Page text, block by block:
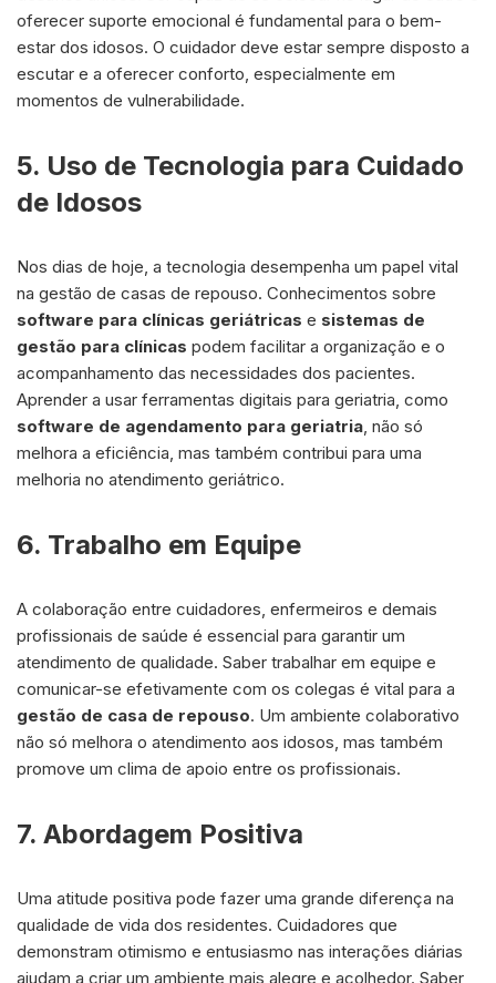
oferecer suporte emocional é fundamental para o bem-
estar dos idosos. O cuidador deve estar sempre disposto a
escutar e a oferecer conforto, especialmente em
momentos de vulnerabilidade.
5. Uso de Tecnologia para Cuidado
de Idosos
Nos dias de hoje, a tecnologia desempenha um papel vital
na gestão de casas de repouso. Conhecimentos sobre
software para clínicas geriátricas e sistemas de
gestão para clínicas podem facilitar a organização e o
acompanhamento das necessidades dos pacientes.
Aprender a usar ferramentas digitais para geriatria, como
software de agendamento para geriatria, não só
melhora a eficiência, mas também contribui para uma
melhoria no atendimento geriátrico.
6. Trabalho em Equipe
A colaboração entre cuidadores, enfermeiros e demais
profissionais de saúde é essencial para garantir um
atendimento de qualidade. Saber trabalhar em equipe e
comunicar-se efetivamente com os colegas é vital para a
gestão de casa de repouso. Um ambiente colaborativo
não só melhora o atendimento aos idosos, mas também
promove um clima de apoio entre os profissionais.
7. Abordagem Positiva
Uma atitude positiva pode fazer uma grande diferença na
qualidade de vida dos residentes. Cuidadores que
demonstram otimismo e entusiasmo nas interações diárias
ajudam a criar um ambiente mais alegre e acolhedor. Saber